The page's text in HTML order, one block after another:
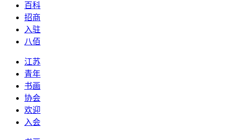
百科
招商
入驻
八佰
江苏
青年
书画
协会
欢迎
入会